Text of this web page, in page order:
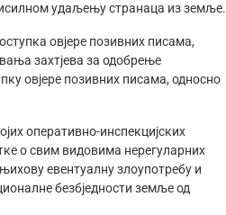
удаљењу странаца из земље.
овјере позивних писама,
захтјева за одобрење
овјере позивних писама, односно
оперативно-инспекцијских
о свим видовима нерегуларних
евентуалну злоупотребу и
безбједности земље од